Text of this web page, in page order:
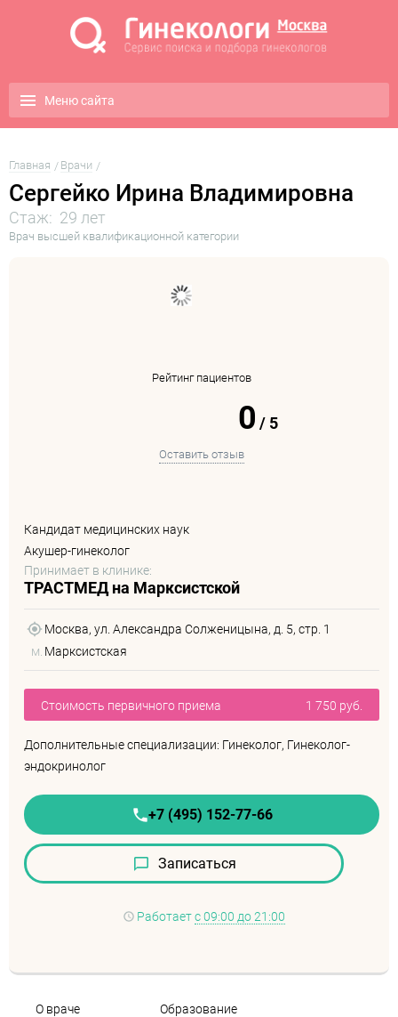
Меню сайта
Главная Врачи
Сергейко Ирина Владимировна
Стаж: 29 лет
Врач высшей квалификационной категории
Рейтинг пациентов
0 /5
Оставить отзыв
Кандидат медицинских наук
Акушер-гинеколог
Принимает в клинике:
ТРАСТМЕД на Марксистской
Москва, ул. Александра Солженицына, д. 5, стр. 1
м. Марксистская
Стоимость первичного приема 1 750 руб.
Дополнительные специализации: Гинеколог, Гинеколог-
эндокринолог
+7 (495) 152-77-66
Записаться
Работает с 09:00 до 21:00
О враче
Образование